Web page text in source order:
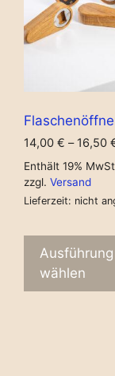
14,00 € – 16,50
Enthält 19%
zzgl. Versand
Lieferzeit: nicht
Ausführung
wählen